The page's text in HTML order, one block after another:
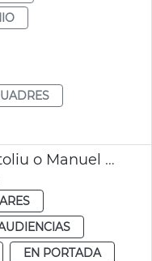
Esculturas Manolo Montoliu o Manuel Granero València
EN PORTADA